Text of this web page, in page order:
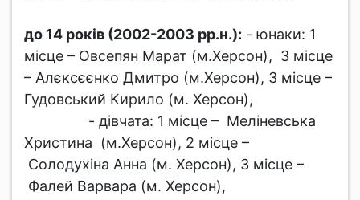
до 14 років (2002-2003 рр.н.): - юнаки: 1
місце – Овсепян Марат (м.Херсон), 3 місце
– Алєксєєнко Дмитро (м.Херсон), 3 місце –
Гудовський Кирило (м. Херсон),
- дівчата: 1 місце – Меліневська
Христина (м.Херсон), 2 місце –
Солодухіна Анна (м. Херсон), 3 місце –
Фалей Варвара (м. Херсон),